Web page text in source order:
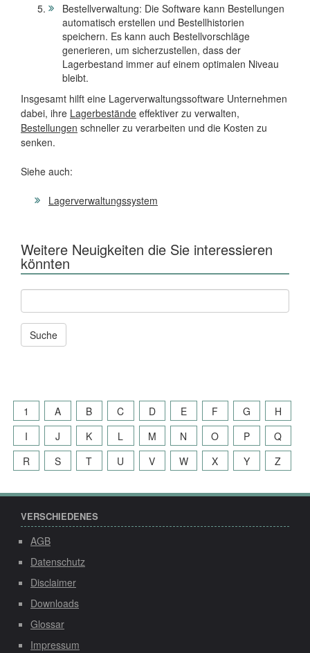
Bestellverwaltung: Die Software kann Bestellungen
automatisch erstellen und Bestellhistorien
speichern. Es kann auch Bestellvorschläge
generieren, um sicherzustellen, dass der
Lagerbestand immer auf einem optimalen Niveau
bleibt.
Insgesamt hilft eine Lagerverwaltungssoftware Unternehmen
dabei, ihre Lagerbestände effektiver zu verwalten,
Bestellungen schneller zu verarbeiten und die Kosten zu
senken.
Siehe auch:
Lagerverwaltungssystem
Weitere Neuigkeiten die Sie interessieren
könnten
Andere
News
und
Seiten
durchsuchen
1 A B C D E F G
H
I
J K L M N O P
Q
R
S T U V W X Y Z
VERSCHIEDENES
AGB
Datenschutz
Disclaimer
Downloads
Glossar
Impressum